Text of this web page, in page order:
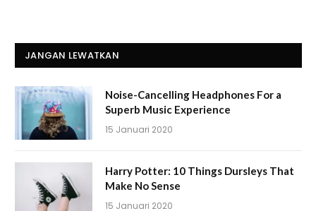
JANGAN LEWATKAN
Noise-Cancelling Headphones For a
Superb Music Experience
15 Januari 2020
Harry Potter: 10 Things Dursleys That
Make No Sense
15 Januari 2020